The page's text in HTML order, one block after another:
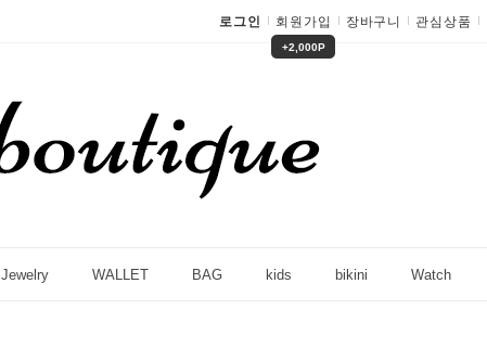
로그인 회원가입
+2,000P
장바구니 관심상품
Jewelry WALLET BAG kids bikini Watch